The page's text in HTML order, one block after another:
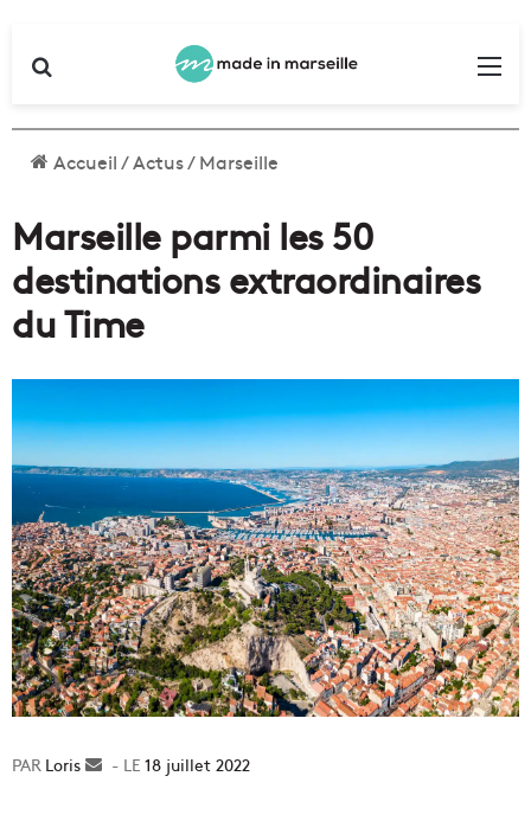
Accueil/Actus/Marseille
Marseille parmi les 50
destinations extraordinaires
du Time
Loris
Envoyer18 juillet 2022